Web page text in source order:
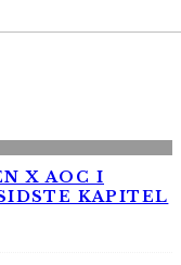
X AOC I
KAPITEL